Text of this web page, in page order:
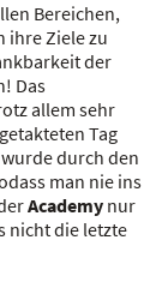
Bereichen,
ihre Ziele zu
der
Das
allem sehr
Tag
durch den
man nie ins
Academy nur
nicht die letzte